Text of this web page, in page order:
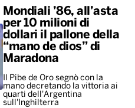
Mondiali ’86, all’asta
per 10 milioni di
dollari il pallone della
“mano de dios” di
Maradona
Il Pibe de Oro segnò con la
mano decretando la vittoria ai
quarti dell'Argentina
sull'Inghilterra